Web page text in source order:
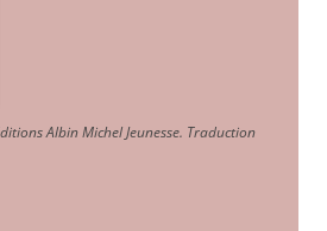
Albin Michel Jeunesse. Traduction